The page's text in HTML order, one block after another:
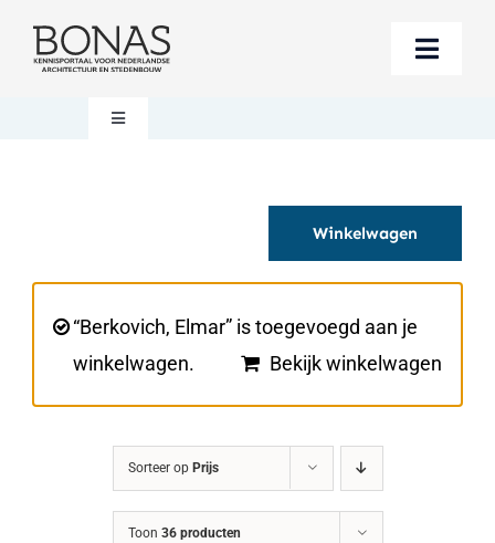
naar
Toggle
Berichten
Steun BONAS
Toggle
Winkelwagen
Winkelwagen
“Berkovich, Elmar” is toegevoegd aan je
winkelwagen.
Bekijk winkelwagen
Sorteer op Prijs
Toon 36 producten